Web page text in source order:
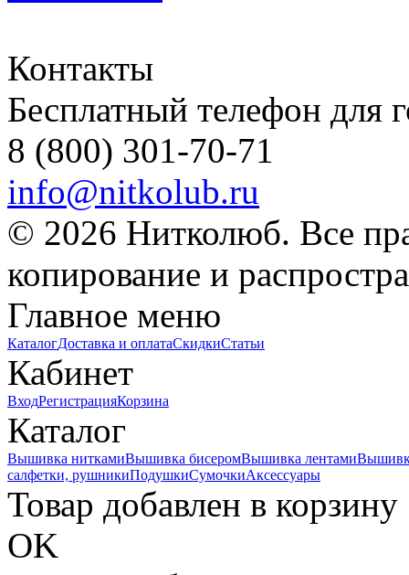
Контакты
Бесплатный телефон для
8 (800) 301-70-71
info@nitkolub.ru
© 2026 Нитколюб. Все
копирование и
Главное меню
КаталогДоставка и оплатаСкидкиСтатьи
Кабинет
ВходРегистрацияКорзина
Каталог
Вышивка ниткамиВышивка бисеромВышивка лентами
салфетки, рушникиПодушкиСумочкиАксессуары
Товар добавлен в корзину
OK